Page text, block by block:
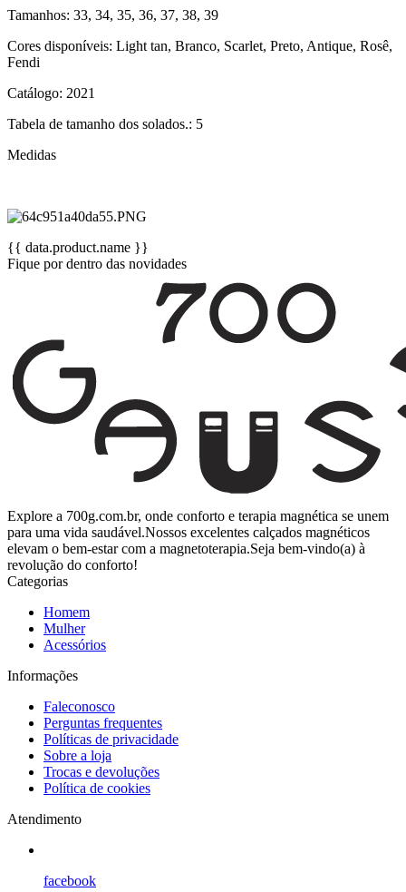
Tamanhos: 33, 34, 35, 36, 37, 38, 39
Cores disponíveis: Light tan, Branco, Scarlet, Preto, Antique, Rosê,
Fendi
Catálogo: 2021
Tabela de tamanho dos solados.: 5
Medidas
{{ data.product.name }}
Fique por dentro das novidades
Explore a 700g.com.br, onde conforto e terapia magnética se unem
para uma vida saudável.Nossos excelentes calçados magnéticos
elevam o bem-estar com a magnetoterapia.Seja bem-vindo(a) à
revolução do conforto!
Categorias
Homem
Mulher
Acessórios
Informações
Faleconosco
Perguntas frequentes
Políticas de privacidade
Sobre a loja
Trocas e devoluções
Política de cookies
Atendimento
facebook